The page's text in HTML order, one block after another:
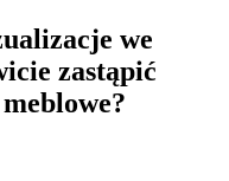
we
zastąpić